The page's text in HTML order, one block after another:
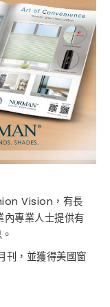
Vision，有長
專業人士提供有
，並獲得美國窗